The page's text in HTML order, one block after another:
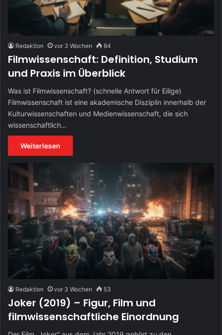
Redaktion vor 3 Wochen 84
Filmwissenschaft: Definition, Studium
und Praxis im Überblick
Was ist Filmwissenschaft? (schnelle Antwort für Eilige)
Filmwissenschaft ist eine akademische Disziplin innerhalb der
Kulturwissenschaften und Medienwissenschaft, die sich
wissenschaftlich…
Weiterlesen
Redaktion vor 3 Wochen 53
Joker (2019) – Figur, Film und
filmwissenschaftliche Einordnung